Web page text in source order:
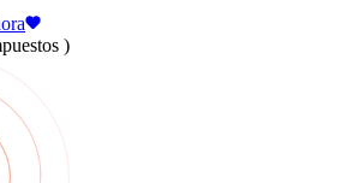
)